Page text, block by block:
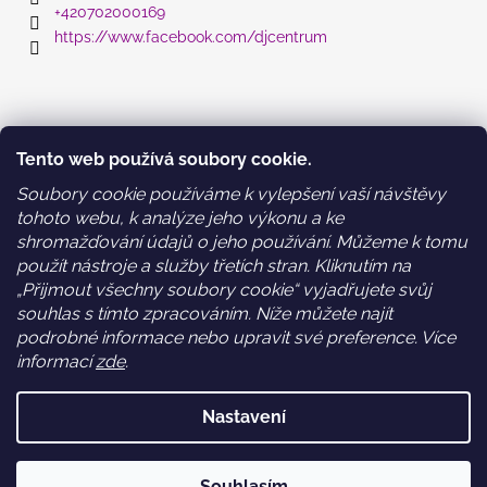
Tento web používá soubory cookie.
Soubory cookie používáme k vylepšení vaší návštěvy
tohoto webu, k analýze jeho výkonu a ke
shromažďování údajů o jeho používání. Můžeme k tomu
použít nástroje a služby třetích stran. Kliknutím na
„Přijmout všechny soubory cookie“ vyjadřujete svůj
souhlas s tímto zpracováním. Níže můžete najít
podrobné informace nebo upravit své preference. Více
informacízde.
Nastavení
+420702000169
https://www.facebook.com/djcentrum
Obchodní podmínky
Podmínky ochrany osobních údajů a GDPR
WEB DESIGN: holky z Time2grow.cz
Nákupní košík